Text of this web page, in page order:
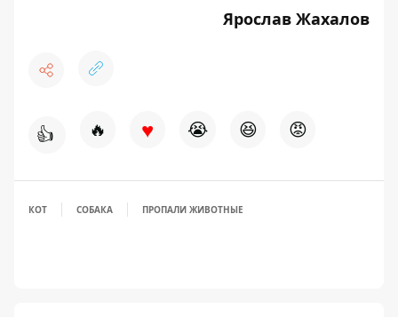
Ярослав Жахалов
👍 🔥 ♥ 😭 😆 😡
КОТ СОБАКА ПРОПАЛИ ЖИВОТНЫЕ